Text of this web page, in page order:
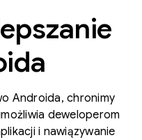
Androida, chronimy
deweloperom
i nawiązywanie